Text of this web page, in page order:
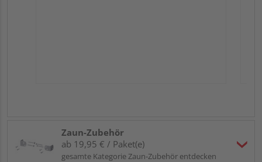
Zaun-Zubehör
ab 19,95 € / Paket(e)
gesamte Kategorie Zaun-Zubehör entdecken